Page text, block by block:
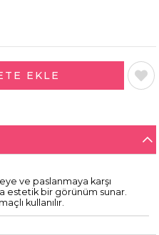
ve paslanmaya karşı
estetik bir görünüm sunar.
kullanılır.